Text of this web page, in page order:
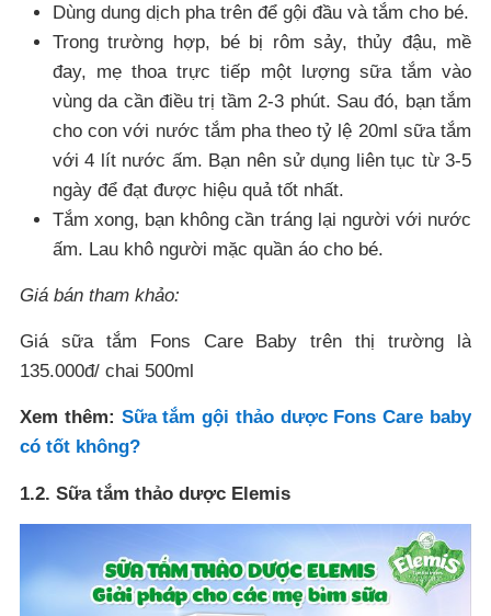
Dùng dung dịch pha trên để gội đầu và tắm cho bé.
Trong trường hợp, bé bị rôm sảy, thủy đậu, mề
đay, mẹ thoa trực tiếp một lượng sữa tắm vào
vùng da cần điều trị tầm 2-3 phút. Sau đó, bạn tắm
cho con với nước tắm pha theo tỷ lệ 20ml sữa tắm
với 4 lít nước ấm. Bạn nên sử dụng liên tục từ 3-5
ngày để đạt được hiệu quả tốt nhất.
Tắm xong, bạn không cần tráng lại người với nước
ấm. Lau khô người mặc quần áo cho bé.
Giá bán tham khảo:
Giá sữa tắm Fons Care Baby trên thị trường là
135.000đ/ chai 500ml
Xem thêm: Sữa tắm gội thảo dược Fons Care baby
có tốt không?
1.2. Sữa tắm thảo dược Elemis